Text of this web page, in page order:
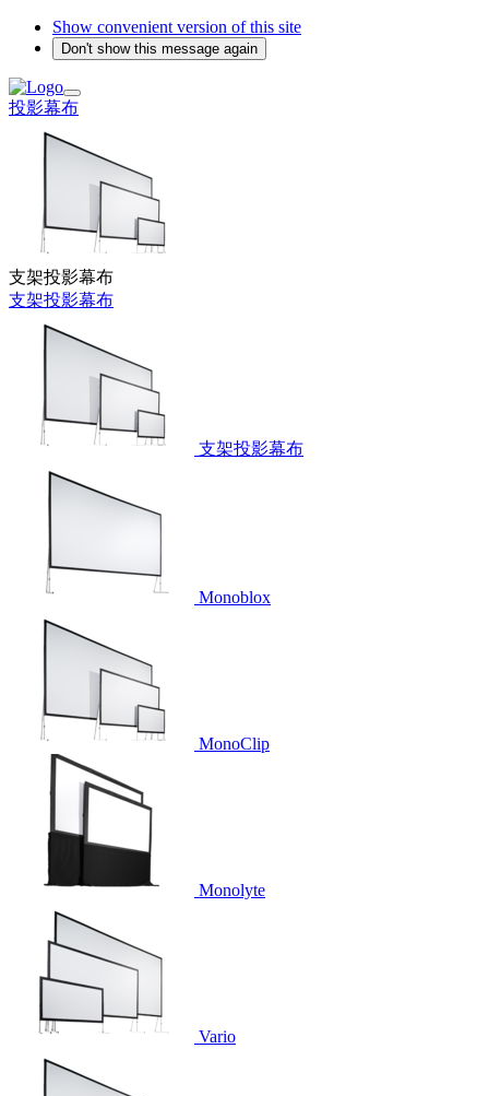
Show convenient version of this site
Don't show this message again
投影幕布
支架投影幕布
支架投影幕布
支架投影幕布
Monoblox
MonoClip
Monolyte
Vario